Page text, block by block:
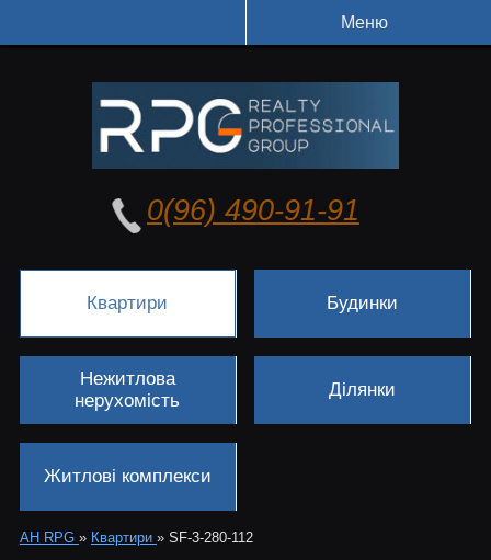
Меню
0(96) 490-91-91
Квартири Будинки
Нежитлова
нерухомість
Ділянки
Житлові комплекси
АН RPG » Квартири » SF-3-280-112